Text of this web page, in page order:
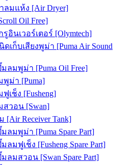
ลมแห้ง [Air Dryer]
Oil Free]
อินเวอร์เตอร์ [Olymtech]
เก็บเสียงพูม่า [Puma Air Sound
ลมพูม่า [Puma Oil Free]
ม่า [Puma]
เช็ง [Fusheng]
วอน [Swan]
[Air Receiver Tank]
ลมพูม่า [Puma Spare Part]
ลมฟูเช็ง [Fusheng Spare Part]
ลมสวอน [Swan Spare Part]